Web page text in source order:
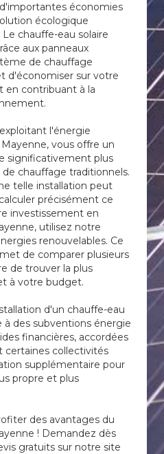
économies
écologique
chauffe-eau solaire
aux panneaux
de chauffage
d'économiser sur votre
contribuant à la
l'énergie
vous offre un
significativement plus
chauffage traditionnels.
telle installation peut
précisément ce
investissement en
utilisez notre
renouvelables. Ce
de comparer plusieurs
de trouver la plus
à votre budget.
d'un chauffe-eau
à des subventions énergie
financières, accordées
collectivités
supplémentaire pour
propre et plus
des avantages du
! Demandez dès
gratuits sur notre site